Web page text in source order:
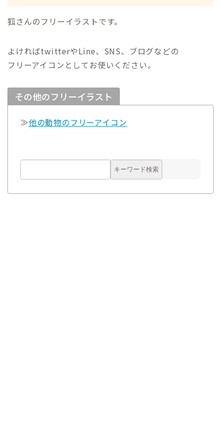
狐さんのフリーイラストです。
よければtwitterやLine、SNS、ブログなどの
フリーアイコンとしてお使いください。
その他のフリーイラスト
≫他の動物のフリーアイコン